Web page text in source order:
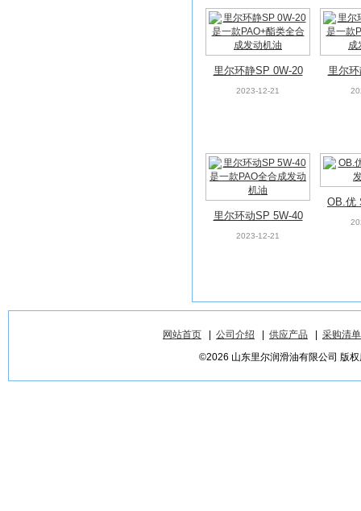
里尔环静SP 0W-20
是一款PAO+酯类全
2023-12-21
里尔
是一
里尔环动SP 5W-40
是一款PAO全合成
2023-12-21
OB.优
网站首页 公司介绍 供应产品
采购清单
©2026 山东里尔润滑油有限公司 版